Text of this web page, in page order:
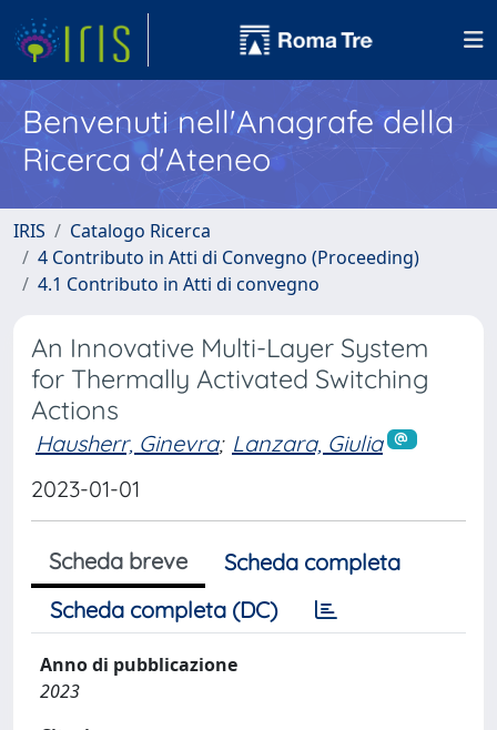
Benvenuti nell'Anagrafe della
Ricerca d'Ateneo
IRIS
Catalogo Ricerca
4 Contributo in Atti di Convegno (Proceeding)
4.1 Contributo in Atti di convegno
An Innovative Multi-Layer System
for Thermally Activated Switching
Actions
Hausherr, Ginevra; Lanzara, Giulia
2023-01-01
Scheda breve
Scheda completa
Scheda completa (DC)
Anno di pubblicazione
2023